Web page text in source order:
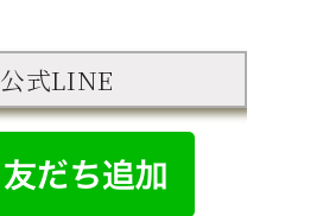
公式LINE